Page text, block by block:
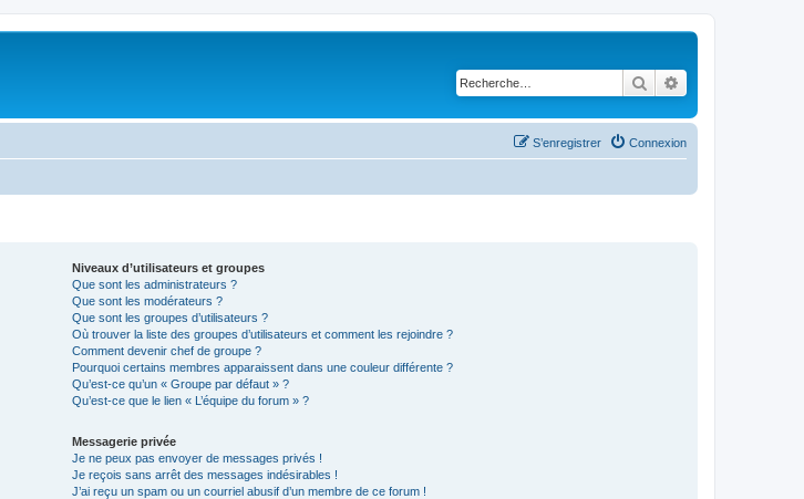
Rechercher
Connexion
S’enregistrer
Niveaux d’utilisateurs et groupes
Que sont les administrateurs ?
Que sont les modérateurs ?
Que sont les groupes d’utilisateurs ?
Où trouver la liste des groupes d’utilisateurs et comment les rejoindre ?
Comment devenir chef de groupe ?
Pourquoi certains membres apparaissent dans une couleur différente ?
Qu’est-ce qu’un « Groupe par défaut » ?
Qu’est-ce que le lien « L’équipe du forum » ?
Messagerie privée
Je ne peux pas envoyer de messages privés !
Je reçois sans arrêt des messages indésirables !
J’ai reçu un spam ou un courriel abusif d’un membre de ce forum !